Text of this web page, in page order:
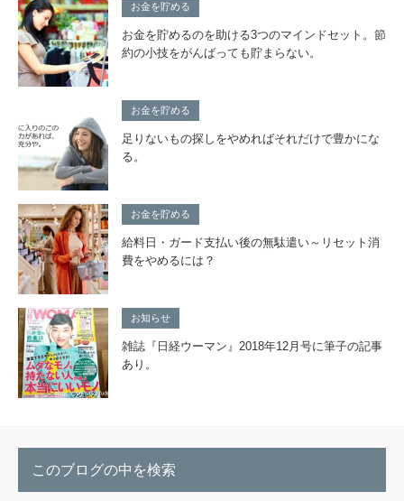
お金を貯める
お金を貯めるのを助ける3つのマインドセット。節
約の小技をがんばっても貯まらない。
お金を貯める
足りないもの探しをやめればそれだけで豊かにな
る。
お金を貯める
給料日・ガード支払い後の無駄遣い～リセット消
費をやめるには？
お知らせ
雑誌『日経ウーマン』2018年12月号に筆子の記事
あり。
このブログの中を検索